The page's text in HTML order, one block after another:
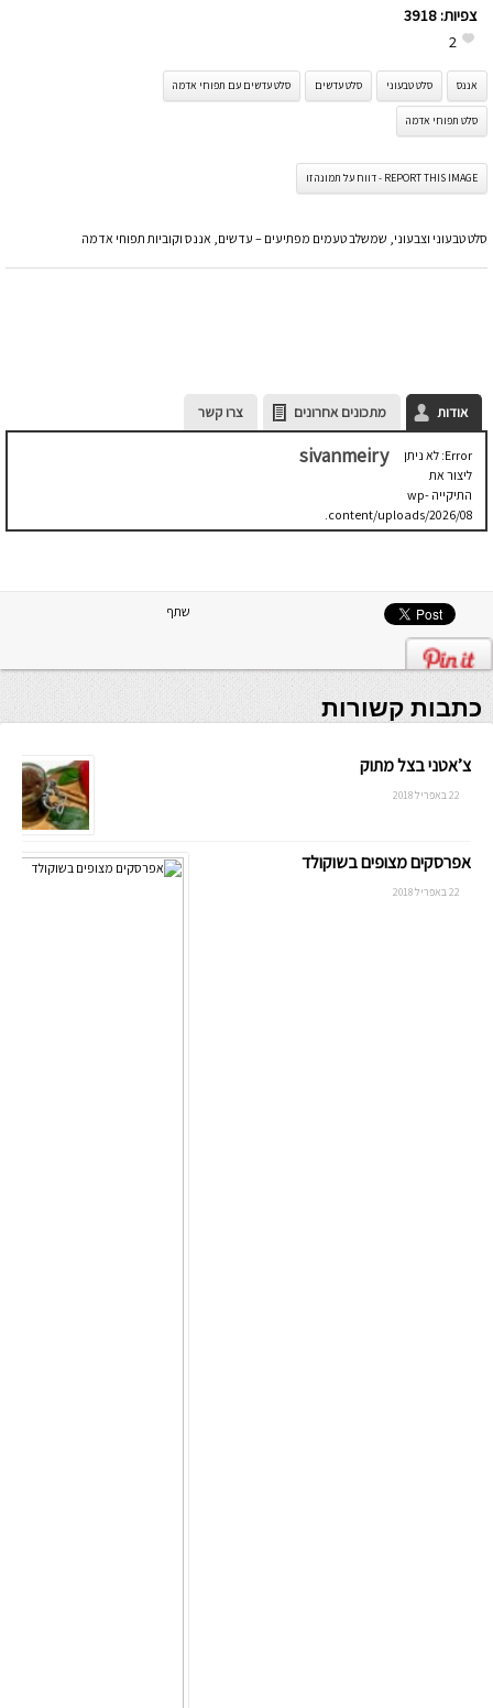
צפיות: 3918
2
אננס סלט טבעוני סלט עדשים סלט עדשים עם תפוחי אדמה
סלט תפוחי אדמה
REPORT THIS IMAGE - דווח על תמונה זו
סלט טבעוני וצבעוני, שמשלב טעמים מפתיעים – עדשים, אננס וקוביות תפוחי אדמה
אודות מתכונים אחרונים צרו קשר
Error: לא ניתן
ליצור את
התיקייה wp-
content/uploads/2026/08.
יש לבדוק
sivanmeiry
שתף
כתבות קשורות
צ’אטני בצל מתוק
22 באפריל 2018
אפרסקים מצופים בשוקולד
22 באפריל 2018